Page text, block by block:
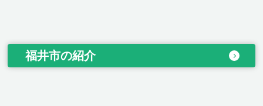
福井市の紹介